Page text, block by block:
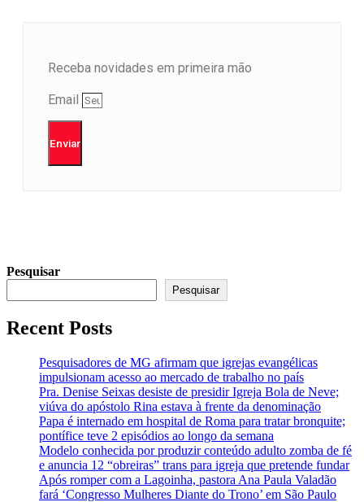
Receba novidades em primeira mão
Email
Enviar
Pesquisar
Pesquisar
Recent Posts
Pesquisadores de MG afirmam que igrejas evangélicas
impulsionam acesso ao mercado de trabalho no país
Pra. Denise Seixas desiste de presidir Igreja Bola de Neve;
viúva do apóstolo Rina estava à frente da denominação
Papa é internado em hospital de Roma para tratar bronquite;
pontífice teve 2 episódios ao longo da semana
Modelo conhecida por produzir conteúdo adulto zomba de fé
e anuncia 12 “obreiras” trans para igreja que pretende fundar
Após romper com a Lagoinha, pastora Ana Paula Valadão
fará ‘Congresso Mulheres Diante do Trono’ em São Paulo